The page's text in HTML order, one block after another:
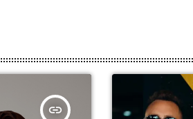
insert_link